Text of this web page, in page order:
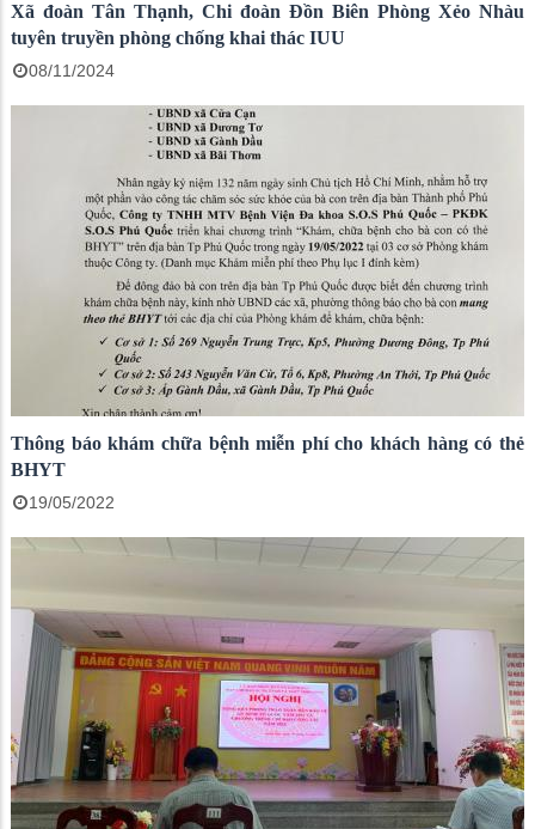
Xã đoàn Tân Thạnh, Chi đoàn Đồn Biên Phòng Xẻo Nhàu
tuyên truyền phòng chống khai thác IUU
08/11/2024
Thông báo khám chữa bệnh miễn phí cho khách hàng có thẻ
BHYT
19/05/2022